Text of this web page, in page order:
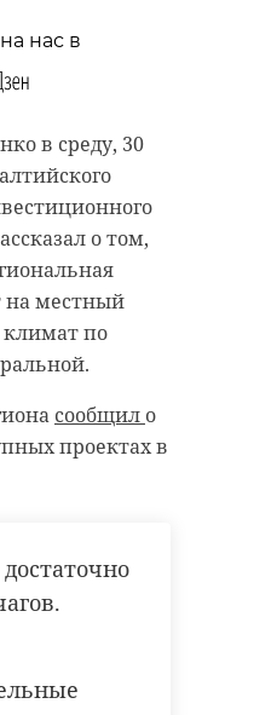
нас в
в среду, 30
о том,
на местный
по
сообщил о
проектах в
XIX
нас в
стиле.
и
нового
нас в
Анны. В
архивы
может тогда,
была жизнь
бельгийцев